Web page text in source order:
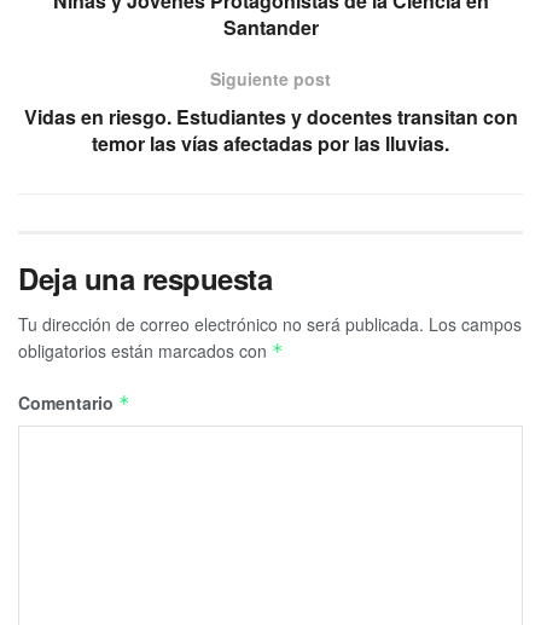
Santander
Siguiente post
Vidas en riesgo. Estudiantes y docentes transitan con
temor las vías afectadas por las lluvias.
Deja una respuesta
Tu dirección de correo electrónico no será publicada. Los campos
obligatorios están marcados con *
Comentario *